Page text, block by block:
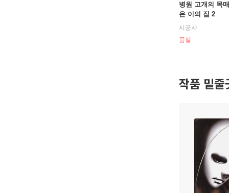
병원 고개의 목
은 이의 집 2
시공사
품절
작품 밑줄